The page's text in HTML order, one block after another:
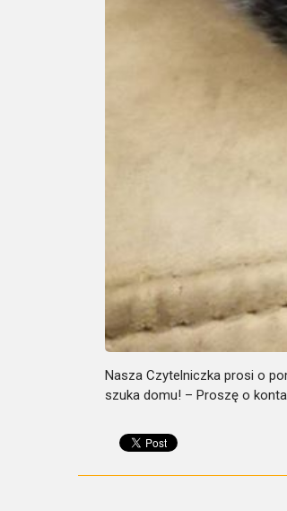
Nasza Czytelniczka prosi o
szuka domu! – Proszę o